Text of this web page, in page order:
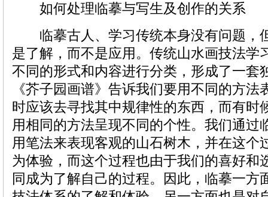
如何处理临摹与写生及创作的关系
临摹古人、学习传统本身没有问题，
是了解，而不是应用。传统山水画技法学
不同的形式和内容进行分类，形成了一套
《芥子园画谱》告诉我们要用不同的方法
时应该去寻找其中规律性的东西，而有时
用相同的方法呈现不同的个性。我们通过
用笔法来表现客观的山石树木，并在这个
为体验，而这个过程也由于我们的喜好和
同成为了解自己的过程。因此，临摹一方